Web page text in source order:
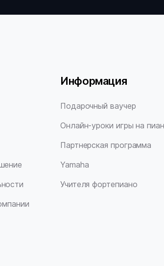
Информация
Подарочный ваучер
Онлайн-уроки игры на
Партнерская программа
Yamaha
Учителя фортепиано